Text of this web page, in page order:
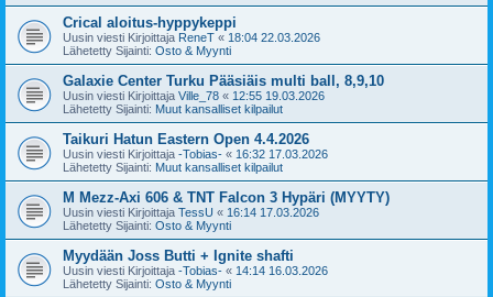
Crical aloitus-hyppykeppi
Uusin viesti Kirjoittaja ReneT « 18:04 22.03.2026
Lähetetty Sijainti: Osto & Myynti
Galaxie Center Turku Pääsiäis multi ball, 8,9,10
Uusin viesti Kirjoittaja Ville_78 « 12:55 19.03.2026
Lähetetty Sijainti: Muut kansalliset kilpailut
Taikuri Hatun Eastern Open 4.4.2026
Uusin viesti Kirjoittaja -Tobias- « 16:32 17.03.2026
Lähetetty Sijainti: Muut kansalliset kilpailut
M Mezz-Axi 606 & TNT Falcon 3 Hypäri (MYYTY)
Uusin viesti Kirjoittaja TessU « 16:14 17.03.2026
Lähetetty Sijainti: Osto & Myynti
Myydään Joss Butti + Ignite shafti
Uusin viesti Kirjoittaja -Tobias- « 14:14 16.03.2026
Lähetetty Sijainti: Osto & Myynti